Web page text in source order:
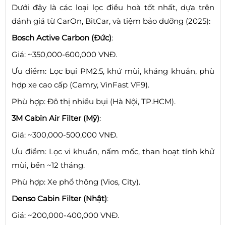
Dưới đây là các loại lọc điều hoà tốt nhất, dựa trên
đánh giá từ CarOn, BitCar, và tiệm bảo dưỡng (2025):
Bosch Active Carbon (Đức):
Giá: ~350,000-600,000 VNĐ.
Ưu điểm: Lọc bụi PM2.5, khử mùi, kháng khuẩn, phù
hợp xe cao cấp (Camry, VinFast VF9).
Phù hợp: Đô thị nhiều bụi (Hà Nội, TP.HCM).
3M Cabin Air Filter (Mỹ):
Giá: ~300,000-500,000 VNĐ.
Ưu điểm: Lọc vi khuẩn, nấm mốc, than hoạt tính khử
mùi, bền ~12 tháng.
Phù hợp: Xe phổ thông (Vios, City).
Denso Cabin Filter (Nhật):
Giá: ~200,000-400,000 VNĐ.